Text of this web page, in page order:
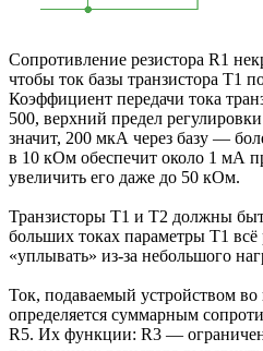
Сопротивление резистора R1
чтобы ток базы транзистора Т1
Коэффициент передачи тока
500, верхний предел
значит, 200 мкА через базу —
в 10 кОм обеспечит около 1 мА
увеличить его даже до 50 кОм.
Транзисторы Т1 и Т2 должны
больших токах параметры Т1 всё
«уплывать» из-за небольшого
Ток, подаваемый устройством
определяется суммарным
R5. Их функции: R3 —